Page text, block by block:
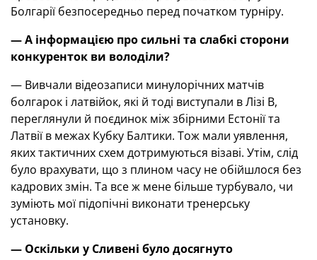
Болгарії безпосередньо перед початком турніру.
—А інформацією про сильні та слабкі сторони
конкуренток ви володіли?
— Вивчали відеозаписи минулорічних матчів
болгарок і латвійок, які й тоді виступали в Лізі В,
переглянули й поєдинок між збірними Естонії та
Латвії в межах Кубку Балтики. Тож мали уявлення,
яких тактичних схем дотримуються візаві. Утім, слід
було врахувати, що з плином часу не обійшлося без
кадрових змін. Та все ж мене більше турбувало, чи
зуміють мої підопічні виконати тренерську
установку.
— Оскільки у Сливені було досягнуто